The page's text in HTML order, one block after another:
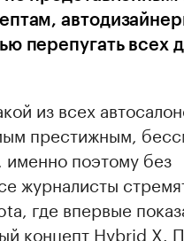
перепугать всех
из всех
престижным,
именно поэтому без
журналисты
где впервые
концепт Hybrid X.